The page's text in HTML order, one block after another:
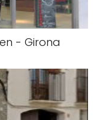
- Girona